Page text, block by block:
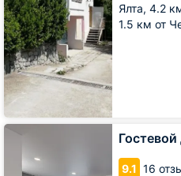
Ялта, 4.2
1.5 км от
9.1 16
Гостевой
MODERN